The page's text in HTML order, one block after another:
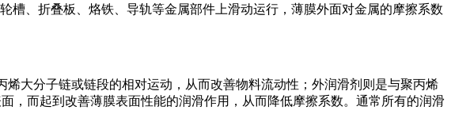
槽、折叠板、烙铁、导轨等金属部件上滑动运行，薄膜外面对金属的摩擦系数
大分子链或链段的相对运动，从而改善物料流动性；外润滑剂则是与聚丙烯
，而起到改善薄膜表面性能的润滑作用，从而降低摩擦系数。通常所有的润滑